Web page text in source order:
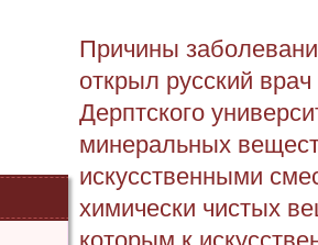
Причины
открыл русский
Дерптского
минеральных
искусственными
химически чистых